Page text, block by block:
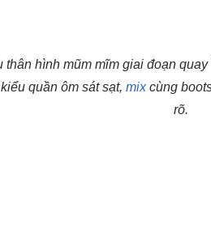
hình mũm mĩm giai đoạn
quần ôm sát sạt, mixcùng
rõ.